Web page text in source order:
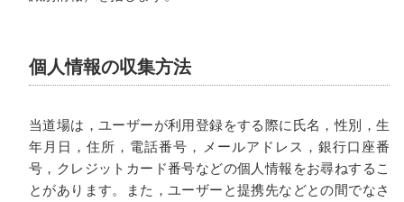
個人情報の収集方法
当道場は，ユーザーが利用登録をする際に氏名，性別，生
年月日，住所，電話番号，メールアドレス，銀行口座番
号，クレジットカード番号などの個人情報をお尋ねするこ
とがあります。また，ユーザーと提携先などとの間でなさ